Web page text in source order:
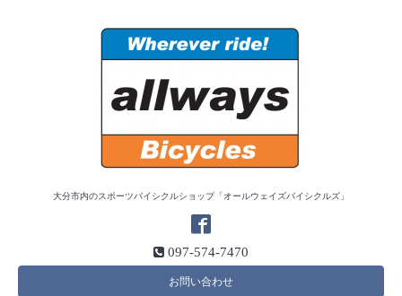
大分市内のスポーツバイシクルショップ「オールウェイズバイシクルズ」
097-574-7470
お問い合わせ